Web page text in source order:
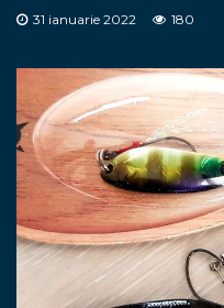
31 ianuarie 2022 180